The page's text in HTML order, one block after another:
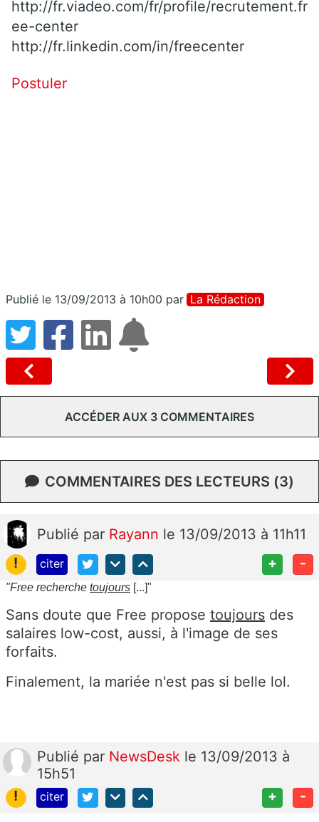
http://fr.viadeo.com/fr/profile/recrutement.fr
ee-center
http://fr.linkedin.com/in/freecenter
Postuler
Publié le 13/09/2013 à 10h00 par La Rédaction
ACCÉDER AUX 3 COMMENTAIRES
COMMENTAIRES DES LECTEURS (3)
Publié par Rayann le 13/09/2013 à 11h11
!
citer + -
"Free recherche toujours [...]"
Sans doute que Free propose toujours des
salaires low-cost, aussi, à l'image de ses
forfaits.
Finalement, la mariée n'est pas si belle lol.
Publié par NewsDesk le 13/09/2013 à
15h51
!
citer + -